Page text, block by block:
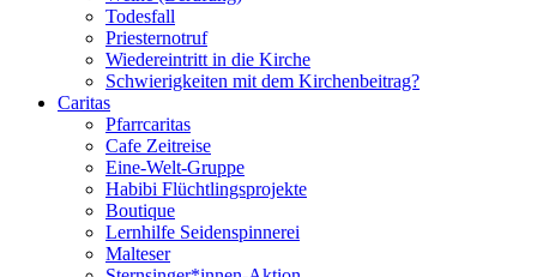
Todesfall
Priesternotruf
Wiedereintritt in die Kirche
Schwierigkeiten mit dem Kirchenbeitrag?
Caritas
Pfarrcaritas
Cafe Zeitreise
Eine-Welt-Gruppe
Habibi Flüchtlingsprojekte
Boutique
Lernhilfe Seidenspinnerei
Malteser